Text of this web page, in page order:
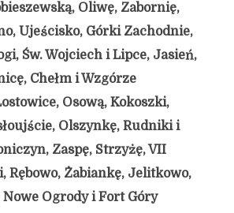
Oliwę, Zabornię,
Ujeścisko, Górki Zachodnie,
Św. Wojciech i Lipce, Jasień,
Chełm i Wzgórze
Osową, Kokoszki,
Olszynkę, Rudniki i
Zaspę, Strzyżę, VII
Rębowo, Żabiankę, Jelitkowo,
Ogrody i Fort Góry